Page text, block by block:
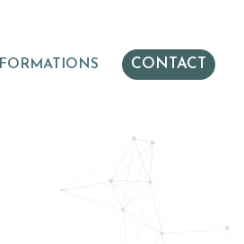
FORMATIONS CONTACT